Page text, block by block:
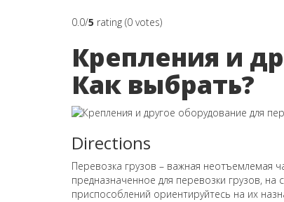
0.0/5 rating (0 votes)
Крепления и
Как выбрать?
Directions
Перевозка грузов – важная неотъемлемая
предназначенное для перевозки грузов,
приспособлений ориентируйтесь на их